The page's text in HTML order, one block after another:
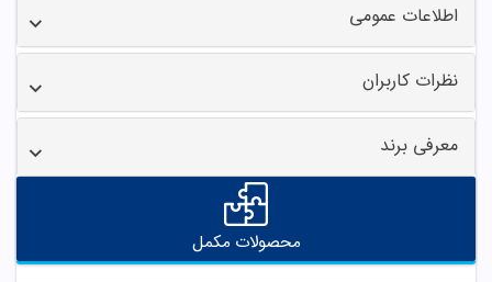
اطلاعات عمومی
نظرات کاربران
معرفی برند
محصولات مکمل